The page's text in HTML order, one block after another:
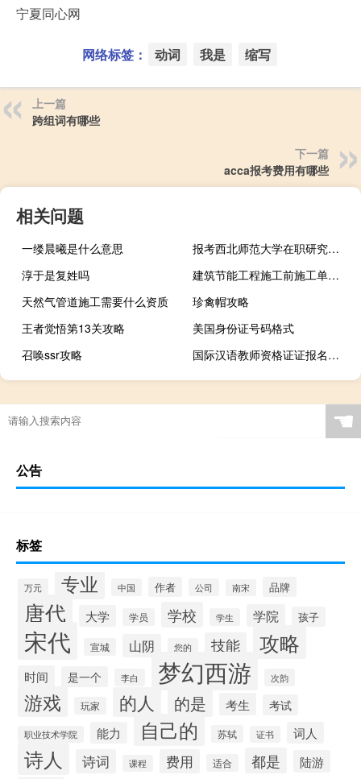
宁夏同心网
网络标签： 动词 我是 缩写
上一篇
跨组词有哪些
下一篇
acca报考费用有哪些
相关问题
一缕晨曦是什么意思
报考西北师范大学在职研究生靠谱吗
淳于是复姓吗
建筑节能工程施工前施工单位应编制什么
天然气管道施工需要什么资质
珍禽帽攻略
王者觉悟第13关攻略
美国身份证号码格式
召唤ssr攻略
国际汉语教师资格证证报名时间
☚
公告
标签
万元 专业 中国 作者 公司 南宋 品牌
唐代 大学 学员 学校 学生 学院 孩子
宋代 宣城 山阴 您的 技能 攻略
时间 是一个 李白 梦幻西游 次韵
游戏 玩家 的人 的是 考生 考试
职业技术学院 能力 自己的 苏轼 证书 词人
诗人 诗词 课程 费用 适合 都是 陆游